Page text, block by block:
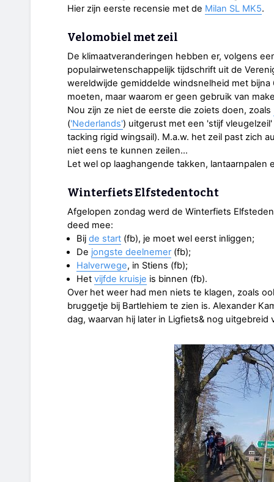
Hier zijn eerste recensie met de Milan SL MK5.
Velomobiel met zeil
De klimaatveranderingen hebben er, volgens
populairwetenschappelijk tijdschrift uit de
wereldwijde gemiddelde windsnelheid met
moeten, maar waarom er geen gebruik van
Nou zijn ze niet de eerste die zoiets doen, zoals
('Nederlands') uitgerust met een 'stijf
tacking rigid wingsail). M.a.w. het zeil past zich
niet eens te kunnen zeilen…
Let wel op laaghangende takken, lantaarnpalen
Winterfiets Elfstedentocht
Afgelopen zondag werd de Winterfiets
deed mee:
Bij de start(fb), je moet wel eerst inliggen;
De jongste deelnemer(fb);
Halverwege, in Stiens (fb);
Het vijfde kruisje is binnen (fb).
Over het weer had men niets te klagen, zoals
bruggetje bij Bartlehiem te zien is. Alexander
dag, waarvan hij later in Ligfiets& nog